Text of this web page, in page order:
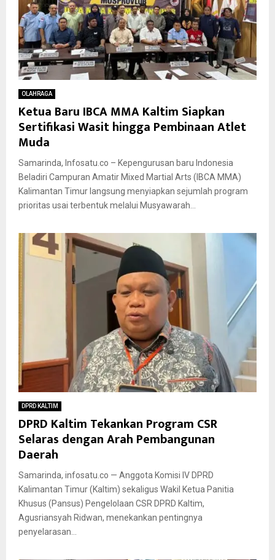
OLAHRAGA
Ketua Baru IBCA MMA Kaltim Siapkan
Sertifikasi Wasit hingga Pembinaan Atlet
Muda
Samarinda, Infosatu.co – Kepengurusan baru Indonesia
Beladiri Campuran Amatir Mixed Martial Arts (IBCA MMA)
Kalimantan Timur langsung menyiapkan sejumlah program
prioritas usai terbentuk melalui Musyawarah...
DPRD KALTIM
DPRD Kaltim Tekankan Program CSR
Selaras dengan Arah Pembangunan
Daerah
Samarinda, infosatu.co — Anggota Komisi IV DPRD
Kalimantan Timur (Kaltim) sekaligus Wakil Ketua Panitia
Khusus (Pansus) Pengelolaan CSR DPRD Kaltim,
Agusriansyah Ridwan, menekankan pentingnya
penyelarasan...